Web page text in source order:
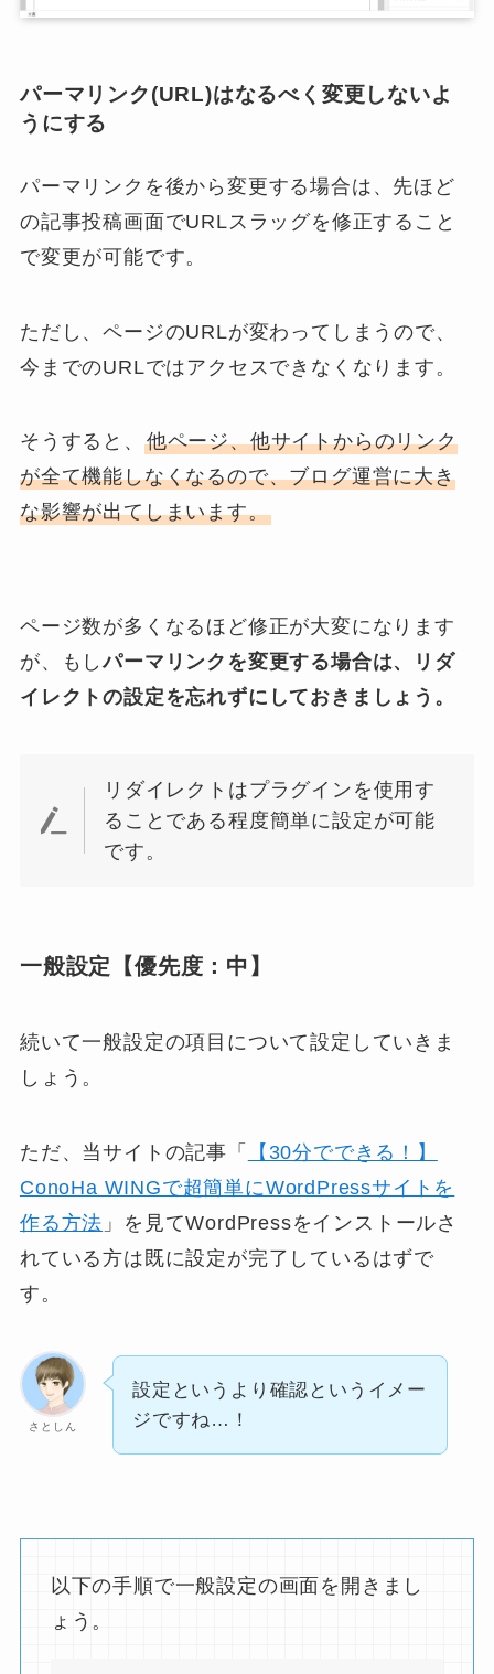
パーマリンク(URL)はなるべく変更しないよ
うにする
パーマリンクを後から変更する場合は、先ほど
の記事投稿画面でURLスラッグを修正すること
で変更が可能です。
ただし、ページのURLが変わってしまうので、
今までのURLではアクセスできなくなります。
そうすると、 他ページ、他サイトからのリンク
が全て機能しなくなるので、ブログ運営に大き
な影響が出てしまいます。
ページ数が多くなるほど修正が大変になります
が、もしパーマリンクを変更する場合は、リダ
イレクトの設定を忘れずにしておきましょう。
リダイレクトはプラグインを使用す
ることである程度簡単に設定が可能
です。
一般設定【優先度：中】
続いて一般設定の項目について設定していきま
しょう。
ただ、当サイトの記事「
【30分でできる！】
ConoHa WINGで超簡単にWordPressサイトを
作る方法 」を見てWordPressをインストールさ
れている方は既に設定が完了しているはずで
す。
さとしん
設定というより確認というイメー
ジですね…！
以下の手順で一般設定の画面を開きまし
ょう。